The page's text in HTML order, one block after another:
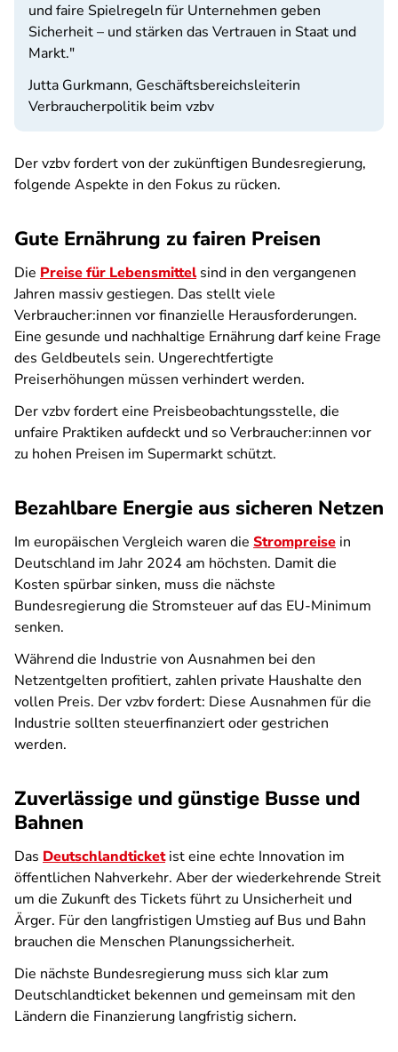
und faire Spielregeln für Unternehmen geben
Sicherheit – und stärken das Vertrauen in Staat und
Markt."
Jutta Gurkmann, Geschäftsbereichsleiterin
Verbraucherpolitik beim vzbv
Der vzbv fordert von der zukünftigen Bundesregierung,
folgende Aspekte in den Fokus zu rücken.
Gute Ernährung zu fairen Preisen
Die Preise für Lebensmittelsind in den vergangenen
Jahren massiv gestiegen. Das stellt viele
Verbraucher:innen vor finanzielle Herausforderungen.
Eine gesunde und nachhaltige Ernährung darf keine Frage
des Geldbeutels sein. Ungerechtfertigte
Preiserhöhungen müssen verhindert werden.
Der vzbv fordert eine Preisbeobachtungsstelle, die
unfaire Praktiken aufdeckt und so Verbraucher:innen vor
zu hohen Preisen im Supermarkt schützt.
Bezahlbare Energie aus sicheren Netzen
Im europäischen Vergleich waren die Strompreise in
Deutschland im Jahr 2024 am höchsten. Damit die
Kosten spürbar sinken, muss die nächste
Bundesregierung die Stromsteuer auf das EU-Minimum
senken.
Während die Industrie von Ausnahmen bei den
Netzentgelten profitiert, zahlen private Haushalte den
vollen Preis. Der vzbv fordert: Diese Ausnahmen für die
Industrie sollten steuerfinanziert oder gestrichen
werden.
Zuverlässige und günstige Busse und
Bahnen
Das Deutschlandticketist eine echte Innovation im
öffentlichen Nahverkehr. Aber der wiederkehrende Streit
um die Zukunft des Tickets führt zu Unsicherheit und
Ärger. Für den langfristigen Umstieg auf Bus und Bahn
brauchen die Menschen Planungssicherheit.
Die nächste Bundesregierung muss sich klar zum
Deutschlandticket bekennen und gemeinsam mit den
Ländern die Finanzierung langfristig sichern.